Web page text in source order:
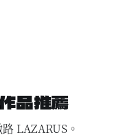
品推薦
LAZARUS。